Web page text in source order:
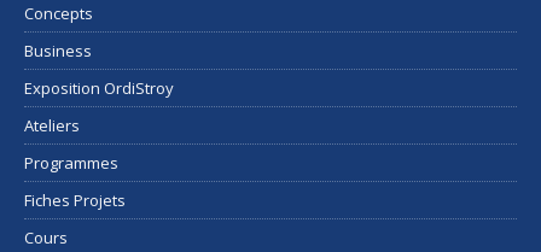
Concepts
Business
Exposition OrdiStroy
Ateliers
Programmes
Fiches Projets
Cours